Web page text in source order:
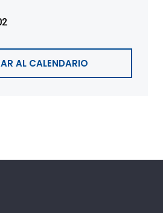
AL CALENDARIO